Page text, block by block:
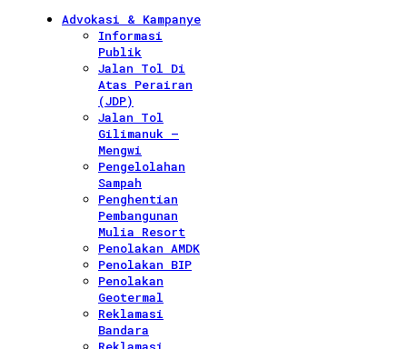
Advokasi & Kampanye
Informasi
Publik
Jalan Tol Di
Atas Perairan
(JDP)
Jalan Tol
Gilimanuk –
Mengwi
Pengelolahan
Sampah
Penghentian
Pembangunan
Mulia Resort
Penolakan AMDK
Penolakan BIP
Penolakan
Geotermal
Reklamasi
Bandara